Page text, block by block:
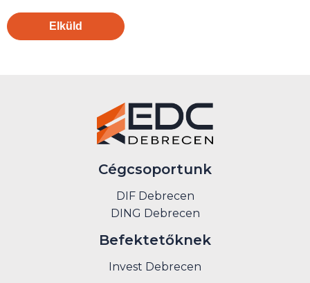
Cégcsoportunk
DIF Debrecen
DING Debrecen
Befektetőknek
Invest Debrecen